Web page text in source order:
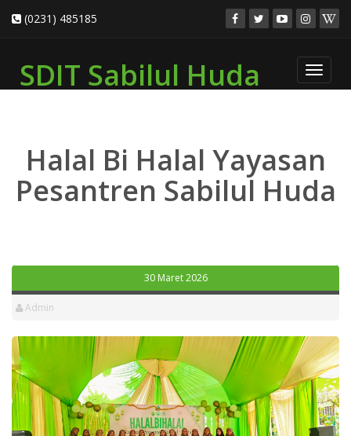
(0231) 485185
Toggle
SDIT Sabilul Huda
Halal Bi Halal Yayasan
Pesantren Sabilul Huda
30 Maret 2026
Admin